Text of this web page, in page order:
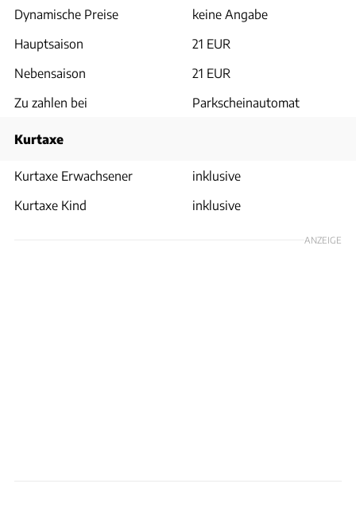
Dynamische Preise
keine Angabe
Hauptsaison
21 EUR
Nebensaison
21 EUR
Zu zahlen bei
Parkscheinautomat
Kurtaxe
Kurtaxe Erwachsener
inklusive
Kurtaxe Kind
inklusive
ANZEIGE